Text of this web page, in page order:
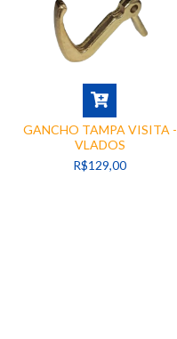
GANCHO TAMPA VISITA -
VLADOS
R$129,00